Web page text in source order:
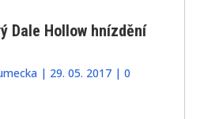
Dale Hollow hnízdění
| 29. 05. 2017 |0